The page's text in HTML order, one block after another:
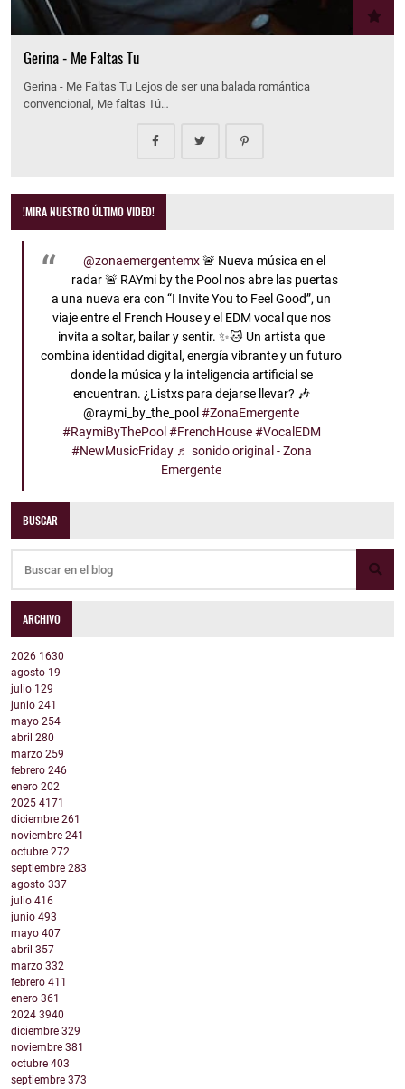
Gerina - Me Faltas Tu
Gerina - Me Faltas Tu Lejos de ser una balada romántica
convencional, Me faltas Tú…
!MIRA NUESTRO ÚLTIMO VIDEO!
@zonaemergentemx🚨 Nueva música en el
radar 🚨 RAYmi by the Pool nos abre las puertas
a una nueva era con “I Invite You to Feel Good”, un
viaje entre el French House y el EDM vocal que nos
invita a soltar, bailar y sentir. ✨🐱 Un artista que
combina identidad digital, energía vibrante y un futuro
donde la música y la inteligencia artificial se
encuentran. ¿Listxs para dejarse llevar? 🎶
@raymi_by_the_pool#ZonaEmergente
#RaymiByThePool #FrenchHouse #VocalEDM
#NewMusicFriday ♬ sonido original - Zona
Emergente
BUSCAR
ARCHIVO
2026 1630
agosto 19
julio 129
junio 241
mayo 254
abril 280
marzo 259
febrero 246
enero 202
2025 4171
diciembre 261
noviembre 241
octubre 272
septiembre 283
agosto 337
julio 416
junio 493
mayo 407
abril 357
marzo 332
febrero 411
enero 361
2024 3940
diciembre 329
noviembre 381
octubre 403
septiembre 373